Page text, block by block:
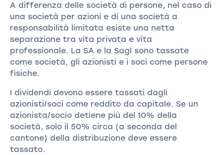
A differenza delle società di persone, nel caso di
una società per azioni e di una società a
responsabilità limitata esiste una netta
separazione tra vita privata e vita
professionale. La SA e la Sagl sono tassate
come società, gli azionisti e i soci come persone
fisiche.
I dividendi devono essere tassati dagli
azionisti/soci come reddito da capitale. Se un
azionista/socio detiene più del 10% della
società, solo il 50% circa (a seconda del
cantone) della distribuzione deve essere
tassato.